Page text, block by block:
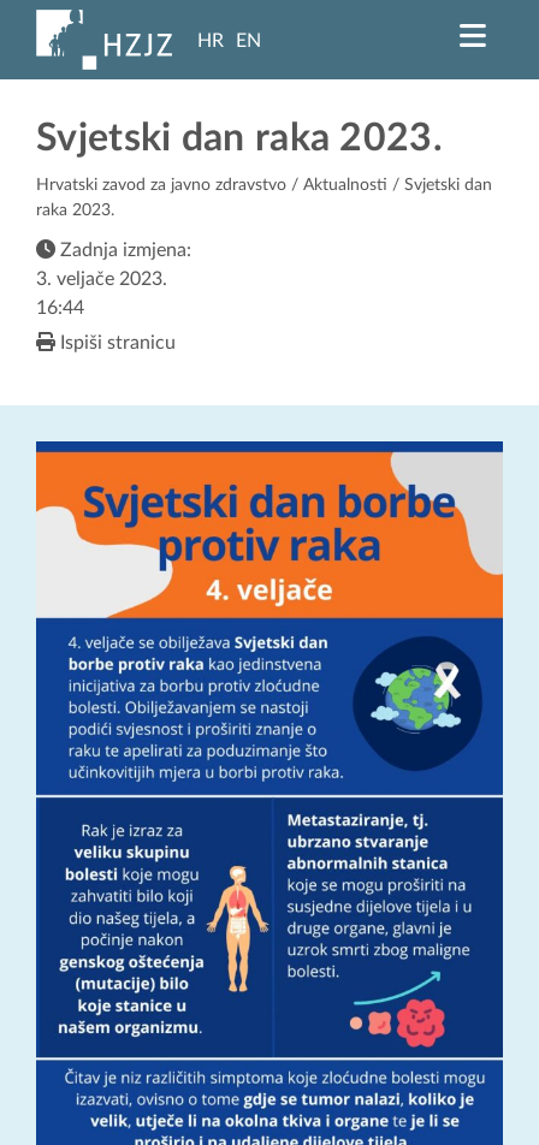
HR EN
Svjetski dan raka 2023.
Hrvatski zavod za javno zdravstvo / Aktualnosti / Svjetski dan
raka 2023.
Zadnja izmjena:
3. veljače 2023.
16:44
Ispiši stranicu